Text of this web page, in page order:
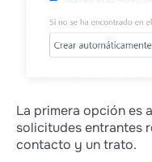
La primera opción es
solicitudes entrantes
contacto y un trato.